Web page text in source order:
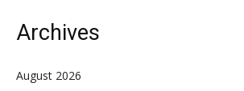
Archives
August 2026